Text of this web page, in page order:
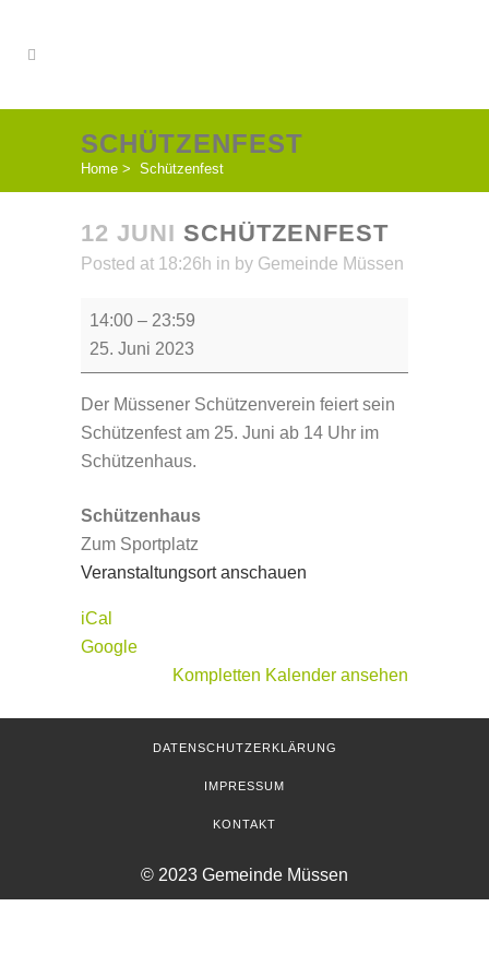
SCHÜTZENFEST
Home > Schützenfest
12 JUNI SCHÜTZENFEST
Posted at 18:26h in by Gemeinde Müssen
Schützenfest
14:00 – 23:59
25. Juni 2023
Der Müssener Schützenverein feiert sein
Schützenfest am 25. Juni ab 14 Uhr im
Schützenhaus.
Schützenhaus
Zum Sportplatz
Veranstaltungsort anschauen
iCal
Google
Kompletten Kalender ansehen
DATENSCHUTZERKLÄRUNG
IMPRESSUM
KONTAKT
© 2023 Gemeinde Müssen